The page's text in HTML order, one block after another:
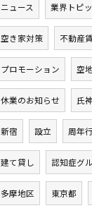
ニュース 業界トピ
空き家対策 不動産
プロモーション 空
休業のお知らせ 氏
新宿 設立 周年
建て貸し 認知症グ
多摩地区 東京都